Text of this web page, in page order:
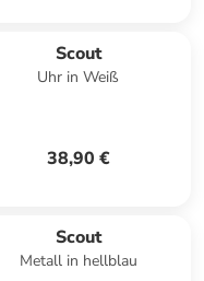
Scout
Uhr in Weiß
38,90 €
Scout
Metall in hellblau